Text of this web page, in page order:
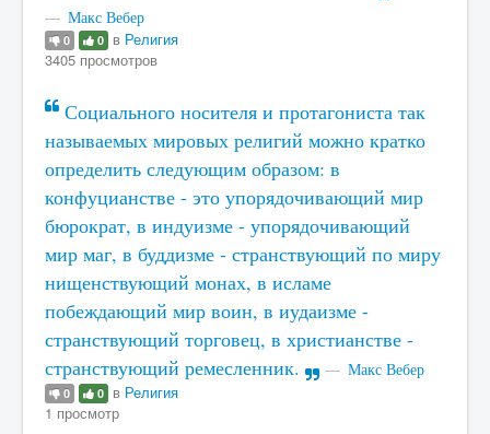
Макс Вебер
0 0 в Религия
3405 просмотров
Социального носителя и протагониста так
называемых мировых религий можно кратко
определить следующим образом: в
конфуцианстве - это упорядочивающий мир
бюрократ, в индуизме - упорядочивающий
мир маг, в буддизме - странствующий по миру
нищенствующий монах, в исламе
побеждающий мир воин, в иудаизме -
странствующий торговец, в христианстве -
странствующий ремесленник.
Макс Вебер
0 0 в Религия
1 просмотр